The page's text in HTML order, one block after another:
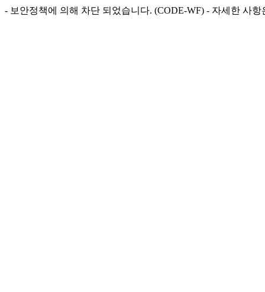
- 보안정책에 의해 차단 되었습니다. (CODE-WF) - 자세한 사